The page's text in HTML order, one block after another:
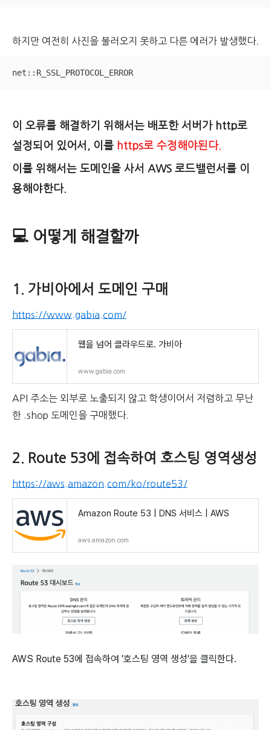
하지만 여전히 사진을 불러오지 못하고 다른 에러가 발생했다.
net::R_SSL_PROTOCOL_ERROR
이 오류를 해결하기 위해서는 배포한 서버가 http로
설정되어 있어서, 이를 https로 수정해야된다.
이를 위해서는 도메인을 사서 AWS 로드밸런서를 이
용해야한다.
💻 어떻게 해결할까
1. 가비아에서 도메인 구매
https://www.gabia.com/
웹을 넘어 클라우드로. 가비아
www.gabia.com
API 주소는 외부로 노출되지 않고 학생이어서 저렴하고 무난
한 .shop 도메인을 구매했다.
2. Route 53에 접속하여 호스팅 영역생성
https://aws.amazon.com/ko/route53/
Amazon Route 53 | DNS 서비스 | AWS
aws.amazon.com
AWS Route 53에 접속하여 '호스팅 영역 생성'을 클릭한다.